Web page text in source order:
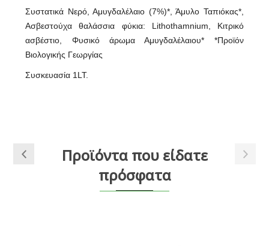
Συστατικά Νερό, Αμυγδαλέλαιο (7%)*, Άμυλο Ταπιόκας*,
Ασβεστούχα θαλάσσια φύκια: Lithothamnium, Κιτρικό
ασβέστιο, Φυσικό άρωμα Αμυγδαλέλαιου* *Προϊόν
Βιολογικής Γεωργίας
Συσκευασία 1LT.
Προϊόντα που είδατε
πρόσφατα